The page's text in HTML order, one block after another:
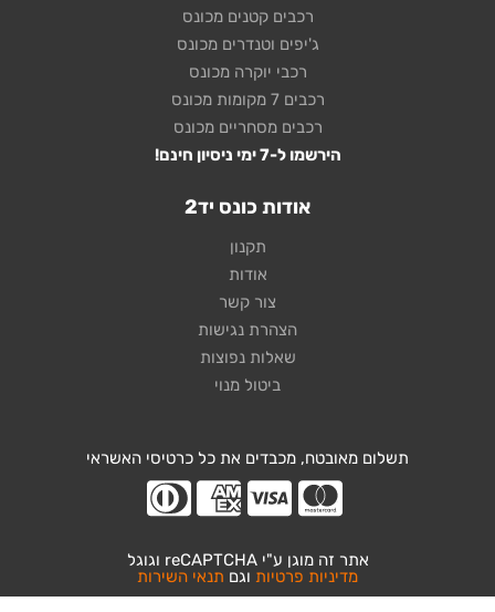
רכבים קטנים מכונס
ג'יפים וטנדרים מכונס
רכבי יוקרה מכונס
רכבים 7 מקומות מכונס
רכבים מסחריים מכונס
הירשמו ל-7 ימי ניסיון חינם!
אודות כונס יד2
תקנון
אודות
צור קשר
הצהרת נגישות
שאלות נפוצות
ביטול מנוי
תשלום מאובטח, מכבדים את כל כרטיסי האשראי
אתר זה מוגן ע"י reCAPTCHA וגוגל
מדיניות פרטיות וגם תנאי השירות